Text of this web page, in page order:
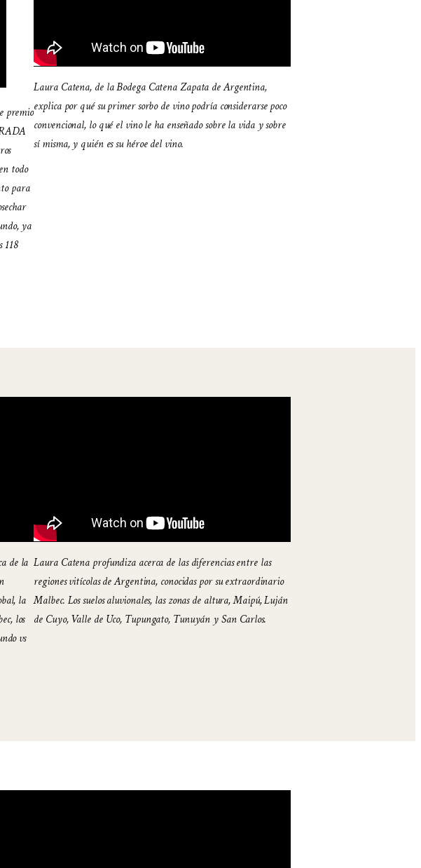
premio
todo
para
ya
118
Laura Catena, de la Bodega Catena Zapata de Argentina,
explica por qué su primer sorbo de vino podría considerarse poco
convencional, lo qué el vino le ha enseñado sobre la vida y sobre
sí misma, y quién es su héroe del vino.
de la
la
los
vs
Laura Catena profundiza acerca de las diferencias entre las
regiones vitícolas de Argentina, conocidas por su extraordinario
Malbec. Los suelos aluvionales, las zonas de altura, Maipú, Luján
de Cuyo, Valle de Uco, Tupungato, Tunuyán y San Carlos.